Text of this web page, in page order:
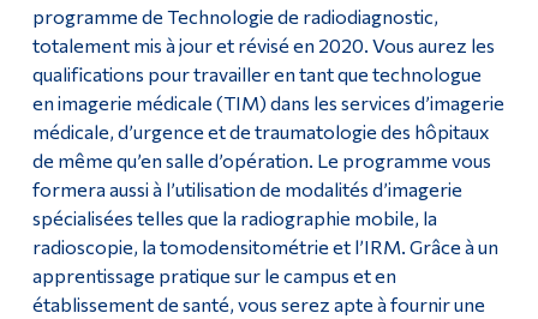
programme de Technologie de radiodiagnostic,
totalement mis à jour et révisé en 2020. Vous aurez les
qualifications pour travailler en tant que technologue
en imagerie médicale (TIM) dans les services d’imagerie
médicale, d’urgence et de traumatologie des hôpitaux
de même qu’en salle d’opération. Le programme vous
formera aussi à l’utilisation de modalités d’imagerie
spécialisées telles que la radiographie mobile, la
radioscopie, la tomodensitométrie et l’IRM. Grâce à un
apprentissage pratique sur le campus et en
établissement de santé, vous serez apte à fournir une